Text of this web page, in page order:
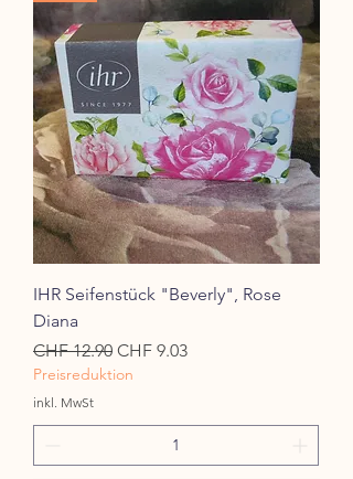
IHR Seifenstück "Beverly", Rose
Diana
Standardpreis
CHF 12.90 Sale-Preis
CHF 9.03
Preisreduktion
inkl. MwSt